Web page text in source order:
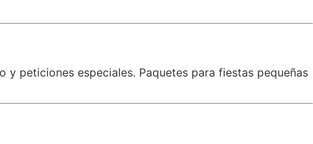
peticiones especiales. Paquetes para fiestas pequeñas